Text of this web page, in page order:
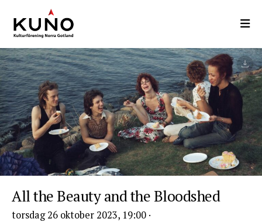
till
huvudinnehåll
All the Beauty and the Bloodshed
torsdag 26 oktober 2023, 19:00 ·